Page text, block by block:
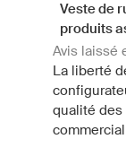
Veste de
produits
Avis laissé
La liberté
qualité des